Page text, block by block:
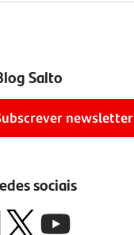
Salto
newsletter
sociais